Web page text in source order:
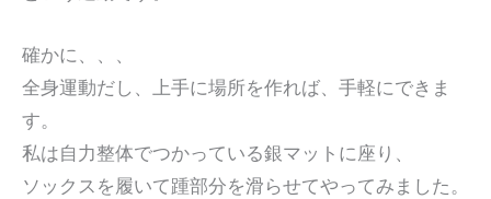
確かに、、、
全身運動だし、上手に場所を作れば、手軽にできま
す。
私は自力整体でつかっている銀マットに座り、
ソックスを履いて踵部分を滑らせてやってみました。